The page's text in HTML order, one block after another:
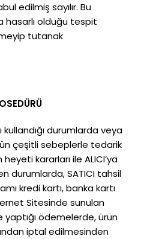
edilmiş sayılır. Bu
hasarlı olduğu tespit
tutanak
kullandığı durumlarda veya
çeşitli sebeplerle tedarik
kararları ile ALICI’ya
durumlarda, SATICI tahsil
kredi kartı, banka kartı
Sitesinde sunulan
ödemelerde, ürün
iptal edilmesinden